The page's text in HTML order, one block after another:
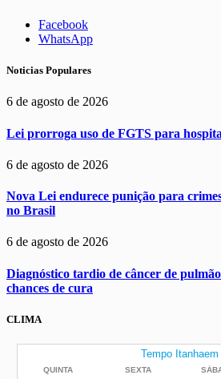
Facebook
WhatsApp
Noticias Populares
6 de agosto de 2026
Lei prorroga uso de FGTS para
6 de agosto de 2026
Nova Lei endurece punição para
no Brasil
6 de agosto de 2026
Diagnóstico tardio de câncer de
chances de cura
CLIMA